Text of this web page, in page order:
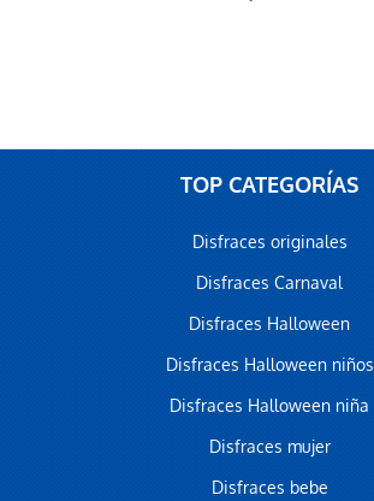
TOP CATEGORÍAS
Disfraces originales
Disfraces Carnaval
Disfraces Halloween
Disfraces Halloween niños
Disfraces Halloween niña
Disfraces mujer
Disfraces bebe